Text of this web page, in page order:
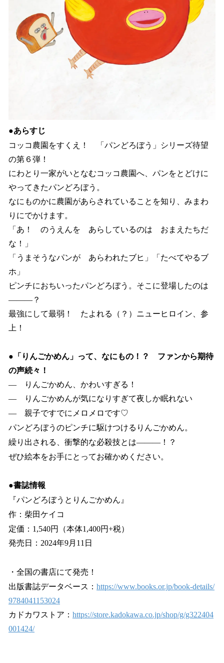
●あらすじ
コッコ農園をすくえ！ 「パンどろぼう」シリーズ待望
の第６弾！
にわとり一家がいとなむコッコ農園へ、パンをとどけに
やってきたパンどろぼう。
なにものかに農園があらされていることを知り、みまわ
りにでかけます。
「あ！ のうえんを あらしているのは おまえたちだ
な！」
「うまそうなパンが あらわれたブヒ」「たべてやるブ
ホ」
ピンチにおちいったパンどろぼう。そこに登場したのは
―――？
最強にして最弱！ たよれる（？）ニューヒロイン、参
上！
●「りんごかめん」って、なにもの！？ ファンから期待
の声続々！
― りんごかめん、かわいすぎる！
― りんごかめんが気になりすぎて夜しか眠れない
― 親子ですでにメロメロです♡
パンどろぼうのピンチに駆けつけるりんごかめん。
繰り出される、衝撃的な必殺技とは――—！？
ぜひ絵本をお手にとってお確かめください。
●書誌情報
『パンどろぼうとりんごかめん』
作：柴田ケイコ
定価：1,540円（本体1,400円+税）
発売日：2024年9月11日
・全国の書店にて発売！
出版書誌データベース： https://www.books.or.jp/book-details/
9784041153024
カドカワストア： https://store.kadokawa.co.jp/shop/g/g322404
001424/